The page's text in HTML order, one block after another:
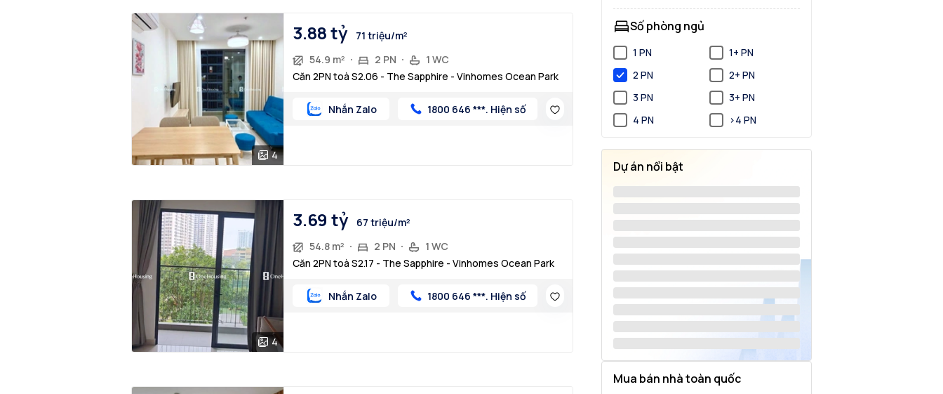
4
3.88 tỷ
71 triệu/m²
54.9 m²
2 PN
1 WC
Căn 2PN toà S2.06 - The Sapphire - Vinhomes Ocean Park
Nhắn Zalo 1800 646 ***. Hiện số
4
3.69 tỷ
67 triệu/m²
54.8 m²
2 PN
1 WC
Căn 2PN toà S2.17 - The Sapphire - Vinhomes Ocean Park
Nhắn Zalo 1800 646 ***. Hiện số
Số phòng ngủ
1 PN
1+ PN
2 PN
2+ PN
3 PN
3+ PN
4 PN
>4 PN
Dự án nổi bật
Mua bán nhà toàn quốc